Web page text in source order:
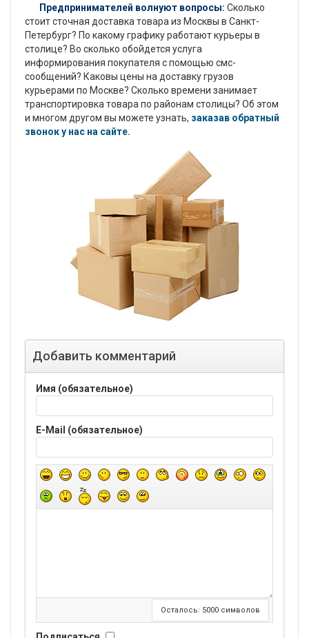
Предпринимателей волнуют вопросы: Сколько
стоит сточная доставка товара из Москвы в Санкт-
Петербург? По какому графику работают курьеры в
столице? Во сколько обойдется услуга
информирования покупателя с помощью смс-
сообщений? Каковы цены на доставку грузов
курьерами по Москве? Сколько времени занимает
транспортировка товара по районам столицы? Об этом
и многом другом вы можете узнать, заказав обратный
звонок у нас на сайте.
Добавить комментарий
Имя (обязательное)
E-Mail (обязательное)
Осталось: 5000 символов